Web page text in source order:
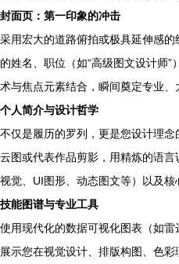
封面页：第一印象的冲击
采用宏大的道路俯拍或极具延伸感的
的姓名、职位（如“高级图文设计师
术与焦点元素结合，瞬间奠定专业、
个人简介与设计哲学
不仅是履历的罗列，更是您设计理
云图或代表作品剪影，用精炼的语
视觉、UI图形、动态图文等）以及核
技能图谱与专业工具
使用现代化的数据可视化图表（如
展示您在视觉设计、排版构图、色